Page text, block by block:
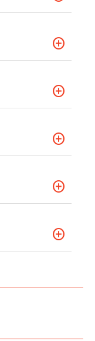
add_circle
add_circle
add_circle
add_circle
add_circle